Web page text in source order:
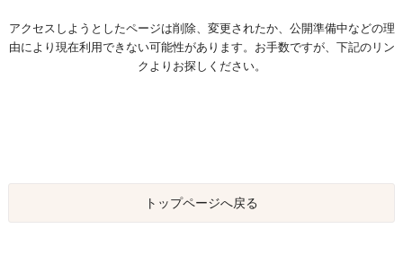
アクセスしようとしたページは削除、変更されたか、公開準備中などの理
由により現在利用できない可能性があります。お手数ですが、下記のリン
クよりお探しください。
トップページへ戻る